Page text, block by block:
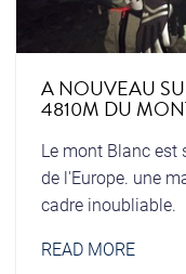
A NOUVEAU
4810M DU
Le mont Blanc
de l'Europe. une
cadre inoubliable.
READ MORE